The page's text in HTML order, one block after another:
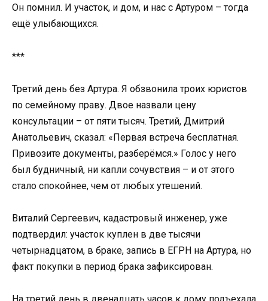
Он помнил. И участок, и дом, и нас с Артуром – тогда
ещё улыбающихся.
***
Третий день без Артура. Я обзвонила троих юристов
по семейному праву. Двое назвали цену
консультации – от пяти тысяч. Третий, Дмитрий
Анатольевич, сказал: «Первая встреча бесплатная.
Привозите документы, разберёмся.» Голос у него
был будничный, ни капли сочувствия – и от этого
стало спокойнее, чем от любых утешений.
Виталий Сергеевич, кадастровый инженер, уже
подтвердил: участок куплен в две тысячи
четырнадцатом, в браке, запись в ЕГРН на Артура, но
факт покупки в период брака зафиксирован.